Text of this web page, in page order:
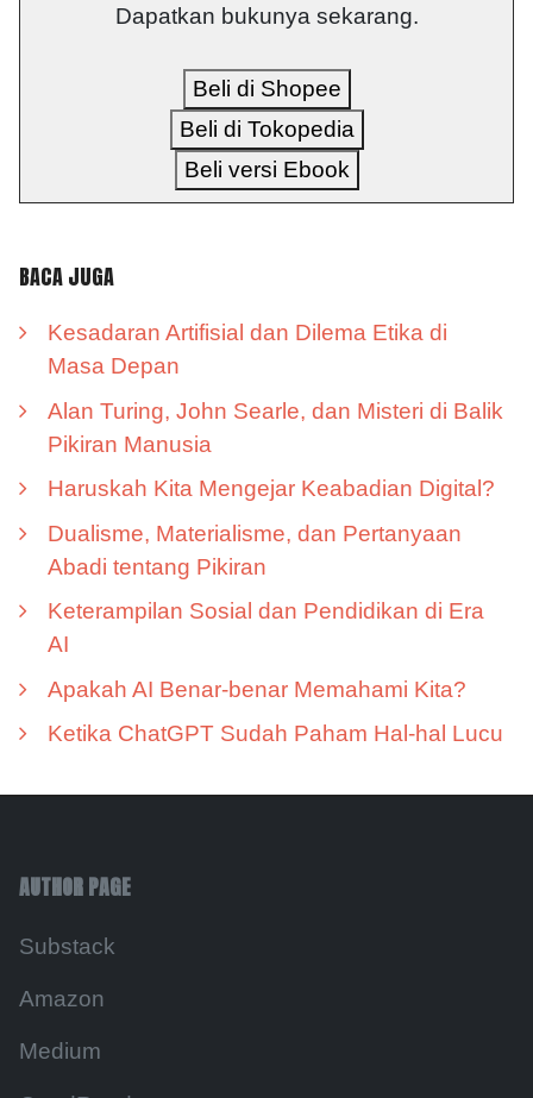
Dapatkan bukunya sekarang.
Beli di Shopee
Beli di Tokopedia
Beli versi Ebook
BACA JUGA
Kesadaran Artifisial dan Dilema Etika di
Masa Depan
Alan Turing, John Searle, dan Misteri di Balik
Pikiran Manusia
Haruskah Kita Mengejar Keabadian Digital?
Dualisme, Materialisme, dan Pertanyaan
Abadi tentang Pikiran
Keterampilan Sosial dan Pendidikan di Era
AI
Apakah AI Benar-benar Memahami Kita?
Ketika ChatGPT Sudah Paham Hal-hal Lucu
AUTHOR PAGE
Substack
Amazon
Medium